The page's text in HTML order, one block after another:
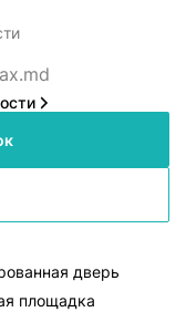
дверь
площадка